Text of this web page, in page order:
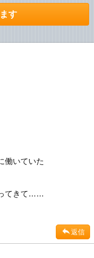
す
働いていた
てきて……
返信